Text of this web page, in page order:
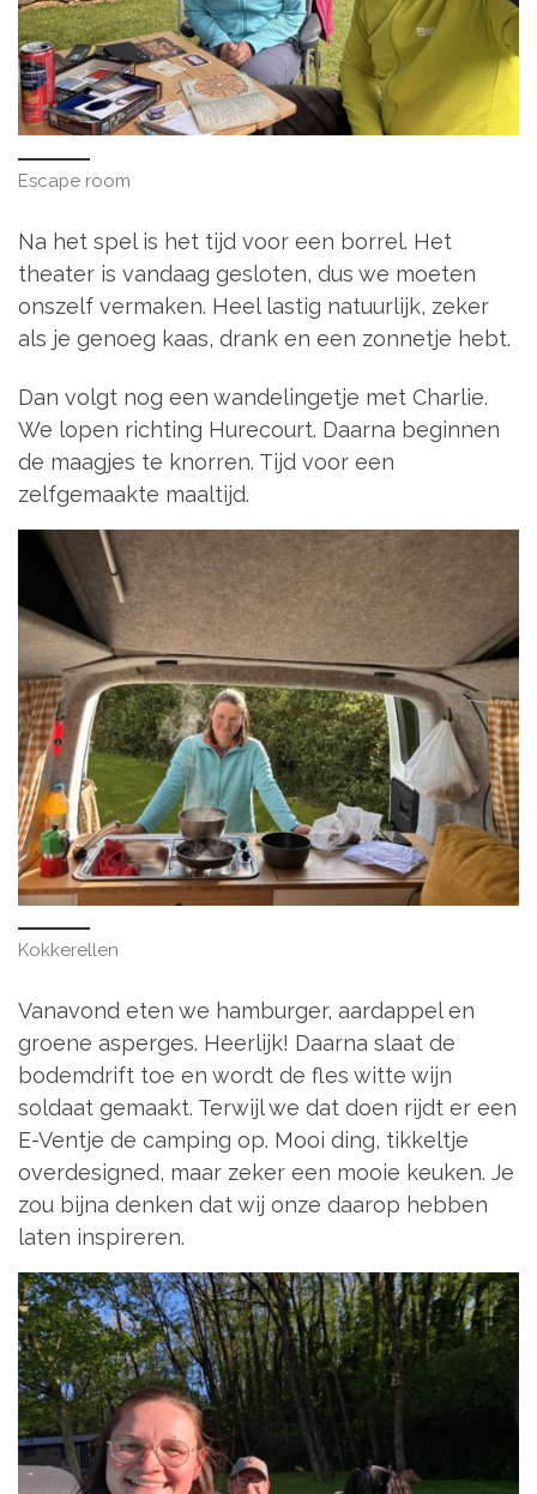
Escape room
Na het spel is het tijd voor een borrel. Het
theater is vandaag gesloten, dus we moeten
onszelf vermaken. Heel lastig natuurlijk, zeker
als je genoeg kaas, drank en een zonnetje hebt.
Dan volgt nog een wandelingetje met Charlie.
We lopen richting Hurecourt. Daarna beginnen
de maagjes te knorren. Tijd voor een
zelfgemaakte maaltijd.
Kokkerellen
Vanavond eten we hamburger, aardappel en
groene asperges. Heerlijk! Daarna slaat de
bodemdrift toe en wordt de fles witte wijn
soldaat gemaakt. Terwijl we dat doen rijdt er een
E-Ventje de camping op. Mooi ding, tikkeltje
overdesigned, maar zeker een mooie keuken. Je
zou bijna denken dat wij onze daarop hebben
laten inspireren.